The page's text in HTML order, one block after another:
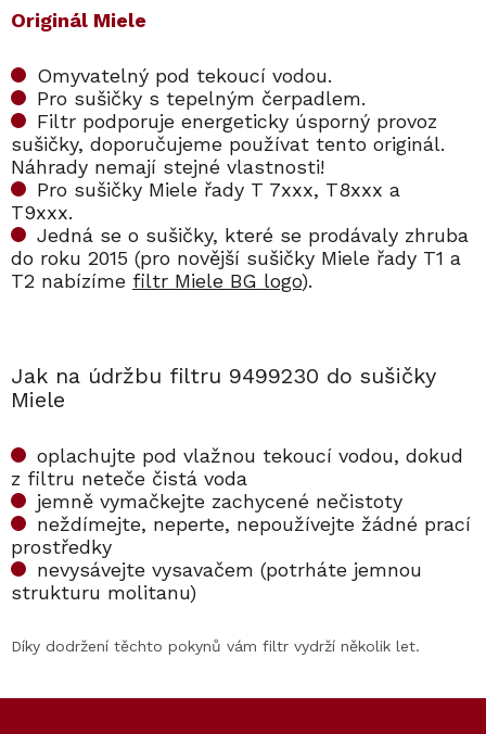
Originál Miele
Omyvatelný pod tekoucí vodou.
Pro sušičky s tepelným čerpadlem.
Filtr podporuje energeticky úsporný provoz
sušičky, doporučujeme používat tento originál.
Náhrady nemají stejné vlastnosti!
Pro sušičky Miele řady T 7xxx, T8xxx a
T9xxx.
Jedná se o sušičky, které se prodávaly zhruba
do roku 2015 (pro novější sušičky Miele řady T1 a
T2 nabízíme filtr Miele BG logo).
Jak na údržbu filtru 9499230 do sušičky
Miele
oplachujte pod vlažnou tekoucí vodou, dokud
z filtru neteče čistá voda
jemně vymačkejte zachycené nečistoty
neždímejte, neperte, nepoužívejte žádné prací
prostředky
nevysávejte vysavačem (potrháte jemnou
strukturu molitanu)
Díky dodržení těchto pokynů vám filtr vydrží několik let.